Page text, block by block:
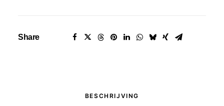
Share
BESCHRIJVING